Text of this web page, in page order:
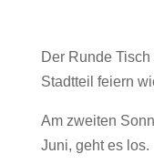
Der Runde
Stadtteil feiern
Am zweiten
Juni, geht es los.